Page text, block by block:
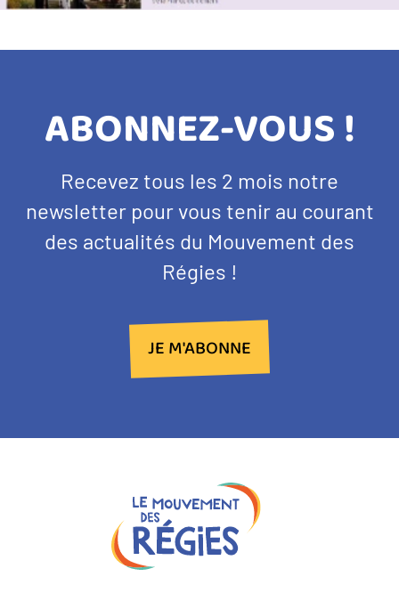
TITRE
BANDEAU
NEWSLETTER
ABONNEZ-VOUS !
Texte
d'introduction
Recevez tous les 2 mois notre
newsletter pour vous tenir au courant
des actualités du Mouvement des
Régies !
JE M'ABONNE